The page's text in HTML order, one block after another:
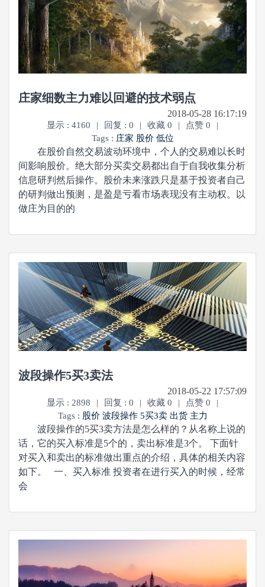
庄家细数主力难以回避的技术弱点
2018-05-28 16:17:19
显示 : 4160 | 回复 : 0 | 收藏 0 | 点赞 0
|
Tags : 庄家 股价 低位
在股价自然交易波动环境中，个人的交易难以长时
间影响股价。绝大部分买卖交易都出自于自我收集分析
信息研判然后操作。股价未来涨跌只是基于投资者自己
的研判做出预测，是盈是亏看市场表现没有主动权。以
做庄为目的的
波段操作5买3卖法
2018-05-22 17:57:09
显示 : 2898 | 回复 : 0 | 收藏 0 | 点赞 0
|
Tags : 股价 波段操作 5买3卖 出货 主力
波段操作的5买3卖方法是怎么样的？从名称上说的
话，它的买入标准是5个的，卖出标准是3个。 下面针
对买入和卖出的标准做出重点的介绍，具体的相关内容
如下。 一、买入标准 投资者在进行买入的时候，经常
会